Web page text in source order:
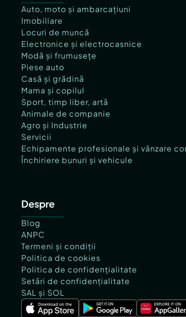
Auto, moto și ambarcațiuni
Imobiliare
Locuri de muncă
Electronice și electrocasnice
Modă și frumusețe
Piese auto
Casă și grădină
Mama și copilul
Sport, timp liber, artă
Animale de companie
Agro și Industrie
Servicii
Echipamente profesionale și vânzare
Închiriere bunuri și vehicule
Despre
Blog
ANPC
Termeni și condiții
Politica de cookies
Politica de confidențialitate
Setări de confidențialitate
SAL și SOL